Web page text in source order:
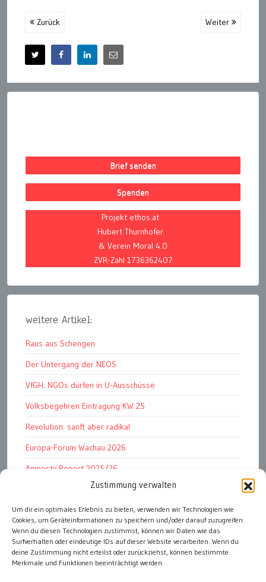
Zustimmung verwalten
Um dir ein optimales Erlebnis zu bieten, verwenden wir Technologien wie
Cookies, um Geräteinformationen zu speichern und/oder darauf zuzugreifen.
Wenn du diesen Technologien zustimmst, können wir Daten wie das
Surfverhalten oder eindeutige IDs auf dieser Website verarbeiten. Wenn du
deine Zustimmung nicht erteilst oder zurückziehst, können bestimmte
Merkmale und Funktionen beeinträchtigt werden.
Zurück Weiter
Brief senden
Spenden
Projekt ethos.at
Hubert Thurnhofer
& Verein Moral 4.0
ZVR-Zahl 1736362407
weitere Artikel:
Raus aus Schengen
Der Untergang der NEOS
VfGH: NGOs dürfen in U-Ausschüsse
Volksbegehren Eintragung KW 25
Revolution: sanft aber radikal
Europa-Forum Wachau 2026
Amnesty Report 2025/26
Attac kritisiert neues EU-Rüstungspaket
Ungarn ist demokratischer als Österreich
Volksbegehren 2026 Eintragung KW 25